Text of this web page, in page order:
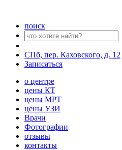
поиск
СПб, пер. Каховского, д. 12
Записаться
о центре
цены КТ
цены МРТ
цены УЗИ
Врачи
Фотографии
отзывы
контакты